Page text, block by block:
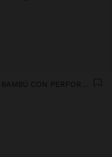
ABANICO DE BAMBÚ CON PERFORACIONES